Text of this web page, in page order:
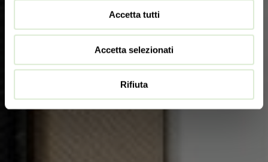
Accetta tutti
Accetta selezionati
Rifiuta